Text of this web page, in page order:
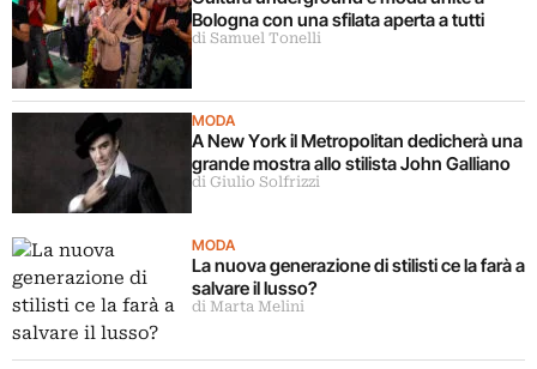
Bologna con una sfilata aperta a tutti
di Samuel Tonelli
MODA
A New York il Metropolitan dedicherà una
grande mostra allo stilista John Galliano
di Giulio Solfrizzi
MODA
La nuova generazione di stilisti ce la farà a
salvare il lusso?
di Marta Melini